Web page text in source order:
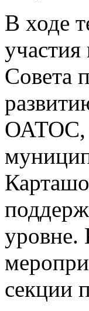
В ходе
Совета
ОАТОС,
уровне.
секции